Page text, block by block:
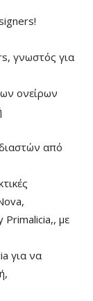
γνωστός για
ονείρων
από
Primalicia,, με
για να